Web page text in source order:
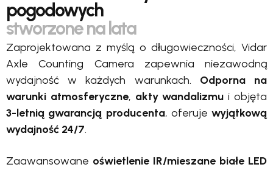
pogodowych
stworzone na lata
Zaprojektowana z myślą o długowieczności, Vidar
Axle Counting Camera zapewnia niezawodną
wydajność w każdych warunkach. Odporna na
warunki atmosferyczne, akty wandalizmu i objęta
3-letnią gwarancją producenta, oferuje wyjątkową
wydajność 24/7.
Zaawansowane oświetlenie IR/mieszane białe LED